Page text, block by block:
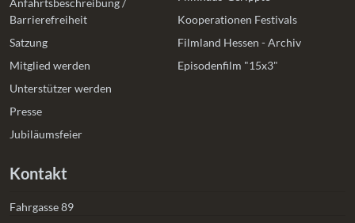
Anfahrtsbeschreibung /
Barrierefreiheit
Satzung
Mitglied werden
Unterstützer werden
Presse
Jubiläumsfeier
Kooperationen Festivals
Filmland Hessen - Archiv
Episodenfilm "15x3"
Kontakt
Fahrgasse 89